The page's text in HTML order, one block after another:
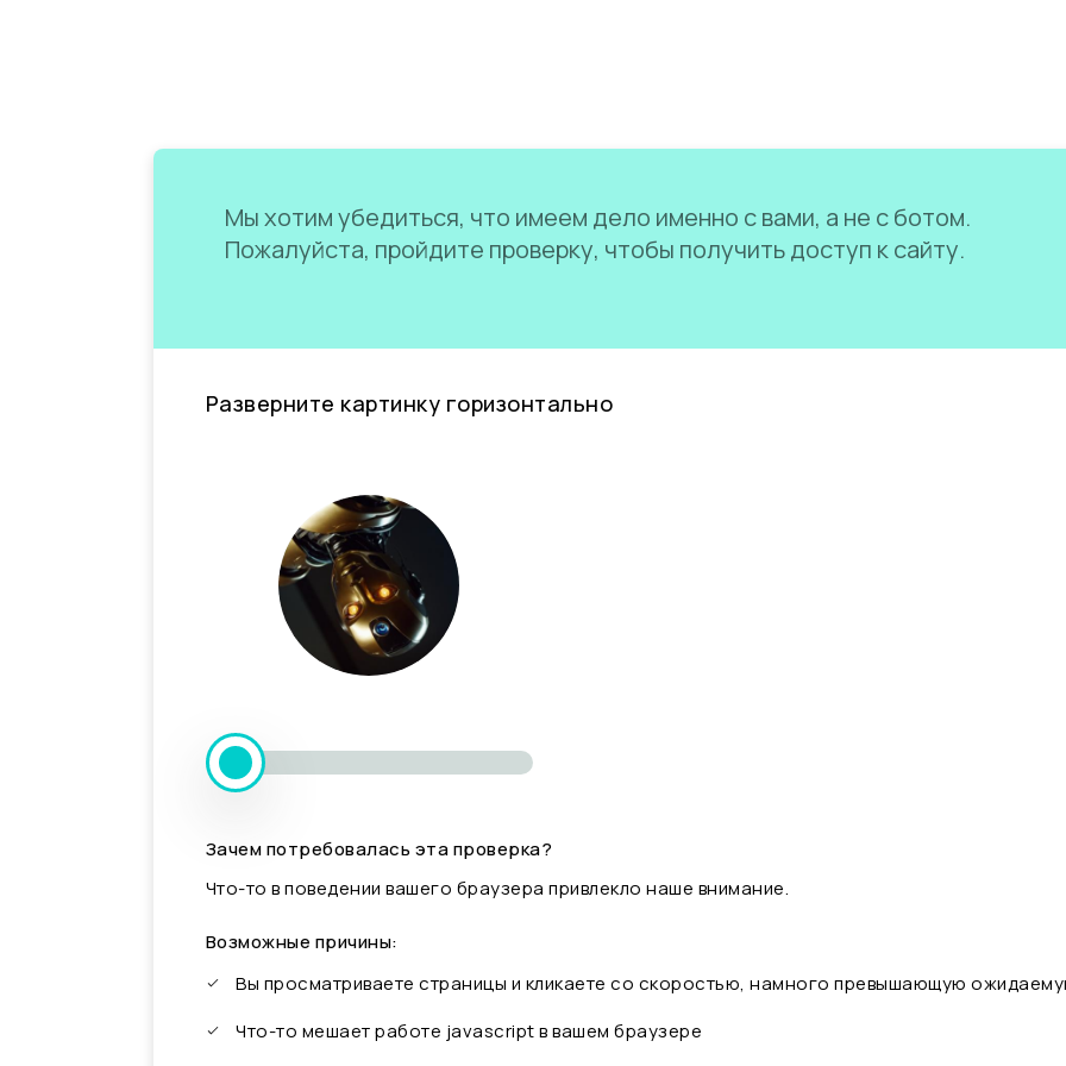
Мы хотим убедиться, что имеем дело именно с вами, а не с ботом.
Пожалуйста, пройдите проверку, чтобы получить доступ к сайту.
Разверните картинку горизонтально
Зачем потребовалась эта проверка?
Что-то в поведении вашего браузера привлекло наше внимание.
Возможные причины:
Вы просматриваете страницы и кликаете со скоростью, намного превышающую
Что-то мешает работе javascript в вашем браузере